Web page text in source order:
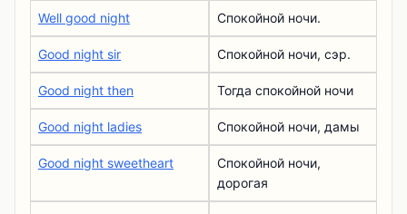
Well good night Спокойной ночи.
Good night sir Спокойной ночи, сэр.
Good night then Тогда спокойной ночи
Good night ladies Спокойной ночи, дамы
Good night sweetheart
Спокойной ночи,
дорогая